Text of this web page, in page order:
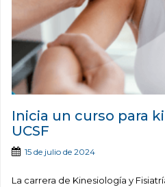
Inicia un curso para
UCSF
15 de julio de 2024
La carrera de Kinesiología y